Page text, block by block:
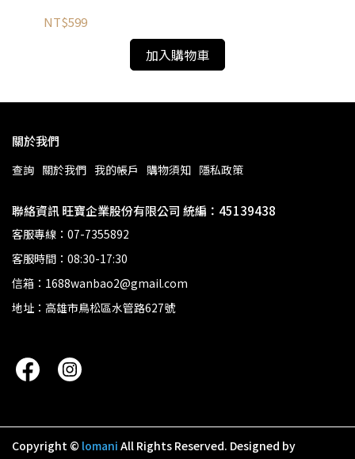
NT$599
加入購物車
關於我們
查詢 關於我們 我的帳戶 購物須知 隱私政策
聯絡資訊 旺寶企業股份有限公司 統編：45139438
客服專線：07-7355892
客服時間：08:30-17:30
信箱：1688wanbao2@gmail.com
地址：高雄市鳥松區水管路627號
Copyright © lomani All Rights Reserved. Designed by